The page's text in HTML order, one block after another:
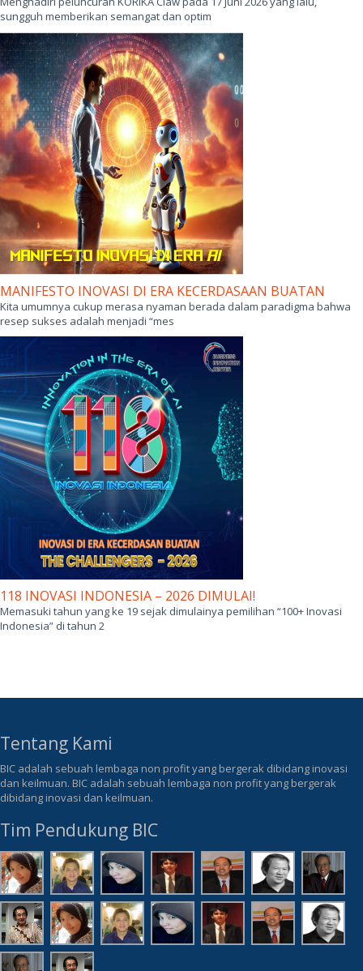
sungguh memberikan semangat dan optim
MANIFESTO INOVASI DI ERA KECERDASAAN BUATAN
Kita umumnya cukup merasa nyaman berada dalam paradigma bahwa
resep sukses adalah menjadi “mes
118 INOVASI INDONESIA – 2026 DIMULAI!
Memasuki tahun yang ke 19 sejak dimulainya pemilihan “100+ Inovasi
Indonesia” di tahun 2
Tentang Kami
BIC adalah sebuah lembaga non profit yang bergerak dibidang inovasi
dan keilmuan. BIC adalah sebuah lembaga non profit yang bergerak
dibidang inovasi dan keilmuan.
Tim Pendukung BIC